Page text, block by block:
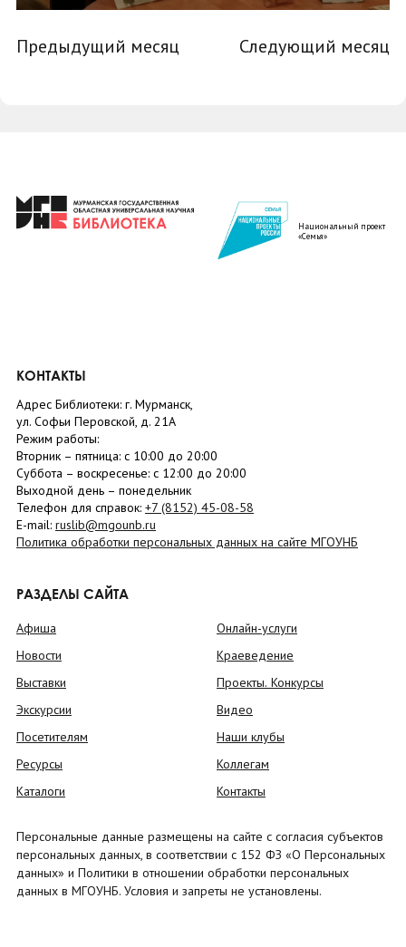
Предыдущий месяц Следующий месяц
Национальный проект
«Семья»
КОНТАКТЫ
Адрес Библиотеки: г. Мурманск,
ул. Софьи Перовской, д. 21А
Режим работы:
Вторник – пятница: с 10:00 до 20:00
Суббота – воскресенье: c 12:00 до 20:00
Выходной день – понедельник
Телефон для справок: +7 (8152) 45-08-58
E-mail: ruslib@mgounb.ru
Политика обработки персональных данных на сайте МГОУНБ
РАЗДЕЛЫ САЙТА
Афиша
Новости
Выставки
Экскурсии
Посетителям
Ресурсы
Каталоги
Онлайн-услуги
Краеведение
Проекты. Конкурсы
Видео
Наши клубы
Коллегам
Контакты
Персональные данные размещены на сайте с согласия субъектов
персональных данных, в соответствии с 152 ФЗ «О Персональных
данных» и Политики в отношении обработки персональных
данных в МГОУНБ. Условия и запреты не установлены.